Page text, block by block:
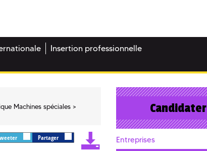
Insertion professionnelle
Machines spéciales
Partager
Candidater
Entreprises